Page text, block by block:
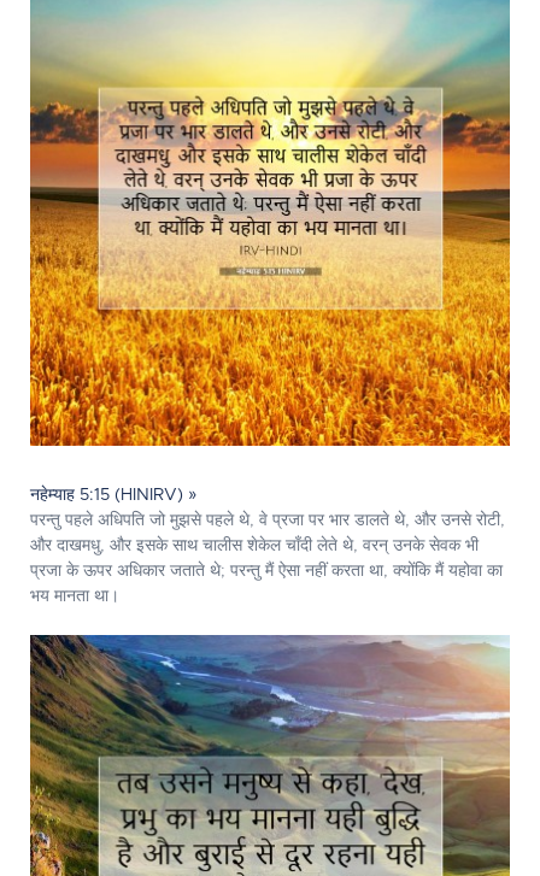
नहेम्याह 5:15 (HINIRV) »
परन्तु पहले अधिपति जो मुझसे पहले थे, वे प्रजा पर भार डालते थे, और उनसे रोटी,
और दाखमधु, और इसके साथ चालीस शेकेल चाँदी लेते थे, वरन् उनके सेवक भी
प्रजा के ऊपर अधिकार जताते थे; परन्तु मैं ऐसा नहीं करता था, क्योंकि मैं यहोवा का
भय मानता था।